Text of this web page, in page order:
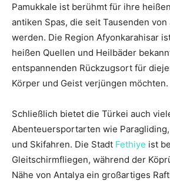
Pamukkale ist berühmt für ihre
antiken Spas, die seit Tausenden
werden. Die Region Afyonkarahisar
heißen Quellen und Heilbäder
entspannenden Rückzugsort für
Körper und Geist verjüngen möchten.
Schließlich bietet die Türkei auch
Abenteuersportarten wie
und Skifahren. Die Stadt Fethiye ist
Gleitschirmfliegen, während der
Nähe von Antalya ein großartiges